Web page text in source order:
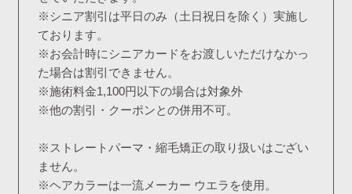
※シニア割引は平日のみ（土日祝日を除く）実施し
ております。
※お会計時にシニアカードをお渡しいただけなかっ
た場合は割引できません。
※施術料金1,100円以下の場合は対象外
※他の割引・クーポンとの併用不可。
※ストレートパーマ・縮毛矯正の取り扱いはござい
ません。
※ヘアカラーは一流メーカー ウエラを使用。